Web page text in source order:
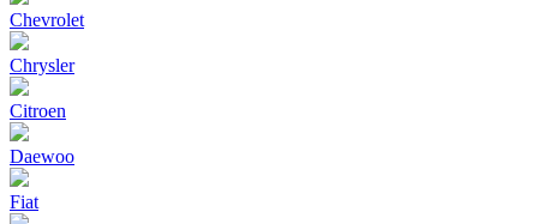
Chevrolet
Chrysler
Citroen
Daewoo
Fiat